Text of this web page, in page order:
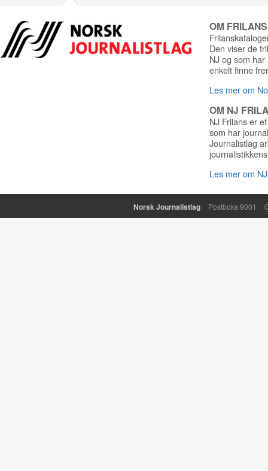
OM
Den viser de
NJ og som
enkelt finne
Les mer om
OM NJ
NJ Frilans er
som har
Journalistlag
Les mer om
Norsk Journalistlag Postboks 9001